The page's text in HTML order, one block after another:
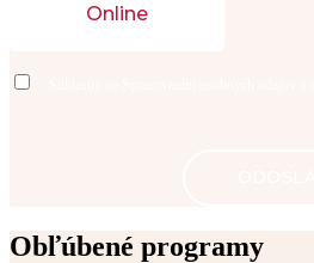
Online
Obľúbené programy